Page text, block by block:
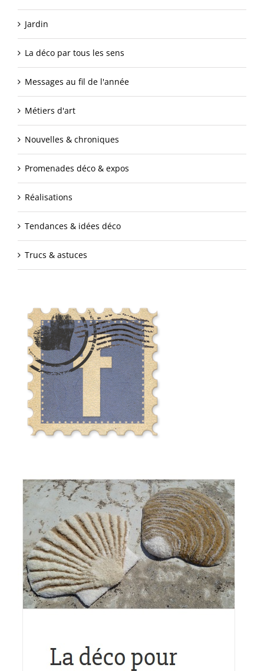
Jardin
La déco par tous les sens
Messages au fil de l'année
Métiers d'art
Nouvelles & chroniques
Promenades déco & expos
Réalisations
Tendances & idées déco
Trucs & astuces